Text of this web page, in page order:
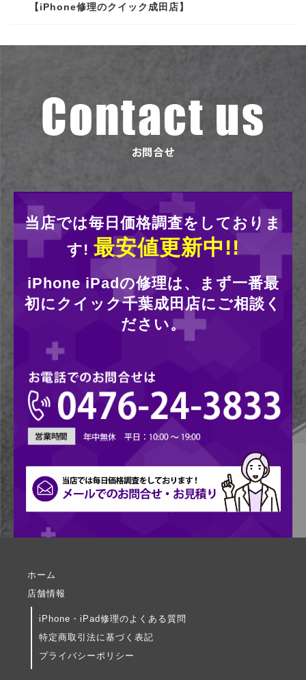
【iPhone修理のクイック成田店】
当店では毎日価格調査をしておりま
す! 最安値更新中!!
iPhone iPadの修理は、まず一番最
初にクイック千葉成田店にご相談く
ださい。
ホーム
店舗情報
iPhone・iPad修理のよくある質問
特定商取引法に基づく表記
プライバシーポリシー